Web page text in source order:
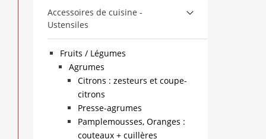
Accessoires de cuisine -
Ustensiles
Fruits / Légumes
Agrumes
Citrons : zesteurs et coupe-
citrons
Presse-agrumes
Pamplemousses, Oranges :
couteaux + cuillères